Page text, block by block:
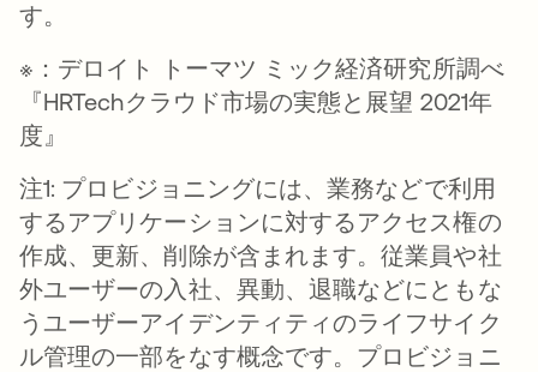
す。
※：デロイト トーマツ ミック経済研究所調べ
『HRTechクラウド市場の実態と展望 2021年
度』
注1: プロビジョニングには、業務などで利用
するアプリケーションに対するアクセス権の
作成、更新、削除が含まれます。従業員や社
外ユーザーの入社、異動、退職などにともな
うユーザーアイデンティティのライフサイク
ル管理の一部をなす概念です。プロビジョニ